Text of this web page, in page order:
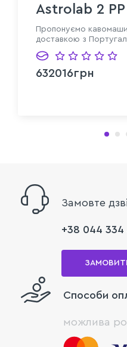
Astrolab 2 PP
Пропонуємо
доставкою з
632016грн
Замовте
+38 044 334
Способи
можлива